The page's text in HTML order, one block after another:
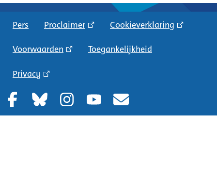
Pers Proclaimer Cookieverklaring
Voorwaarden Toegankelijkheid
Privacy